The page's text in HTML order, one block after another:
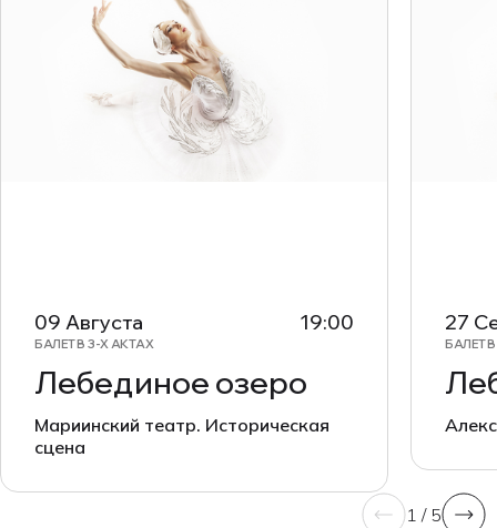
09 Августа 19:00
БАЛЕТ В 3-Х АКТАХ
Лебединое озеро
Мариинский театр. Историческая
сцена
27
БАЛЕТ
1 / 5